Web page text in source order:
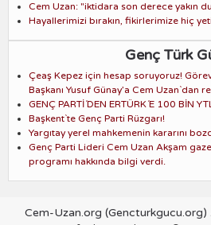
Cem Uzan: "iktidara son derece yakın
Hayallerimizi bırakın, fikirlerimize hiç
Genç Türk
Çeaş Kepez için hesap soruyoruz!
Başkanı Yusuf Günay’a Cem Uzan`dan
GENÇ PARTİ´DEN ERTÜRK´E 100 BİN
Başkent`te Genç Parti Rüzgarı!
Yargıtay yerel mahkemenin kararını
Genç Parti Lideri Cem Uzan Akşam
programı hakkında bilgi verdi.
Cem-Uzan.org (Gencturkgucu.org)